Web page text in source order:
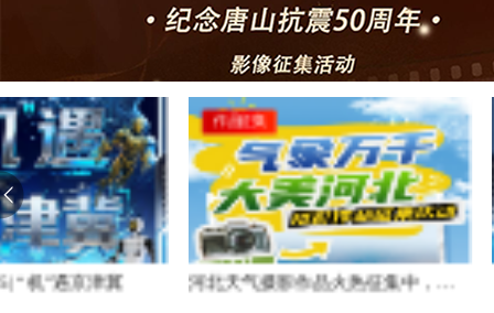
河北天气摄影作品火热征集中，速来投稿！
作品征集
AI交互H5 | “机”
AI交互H5